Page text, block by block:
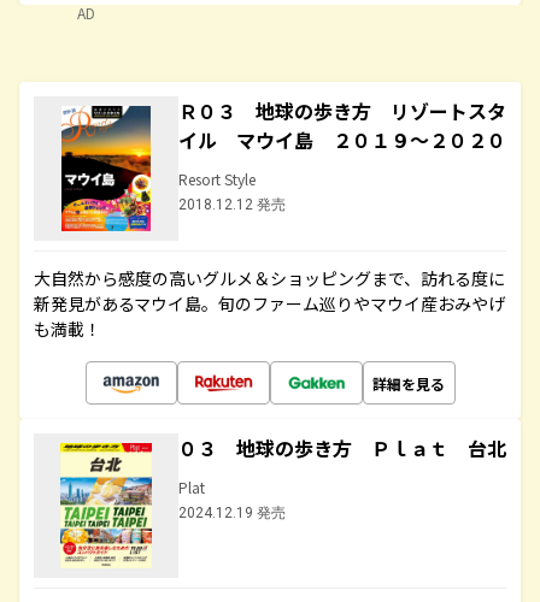
AD
Ｒ０３ 地球の歩き方 リゾートスタ
イル マウイ島 ２０１９～２０２０
Resort Style
2018.12.12 発売
大自然から感度の高いグルメ＆ショッピングまで、訪れる度に
新発見があるマウイ島。旬のファーム巡りやマウイ産おみやげ
も満載！
詳細を見る
０３ 地球の歩き方 Ｐｌａｔ 台北
Plat
2024.12.19 発売